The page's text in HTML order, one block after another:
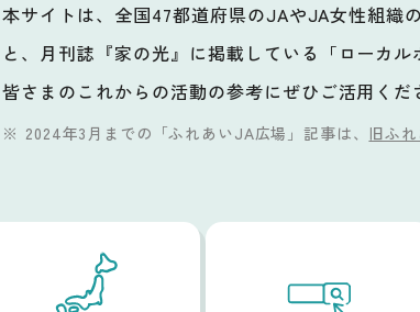
本サイトは、全国47都道府県のJAやJA女性組織
と、月刊誌『家の光』に掲載している「ローカ
皆さまのこれからの活動の参考にぜひご活用くだ
2024年3月までの「ふれあいJA広場」記事は、 旧ふ